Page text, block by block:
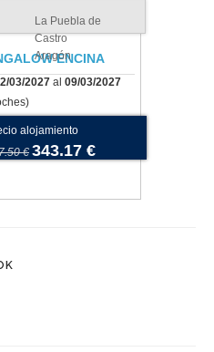
La Puebla de
Castro
AragónENCINA
03/2027 al 09/03/2027
alojamiento
€ 343.17 €